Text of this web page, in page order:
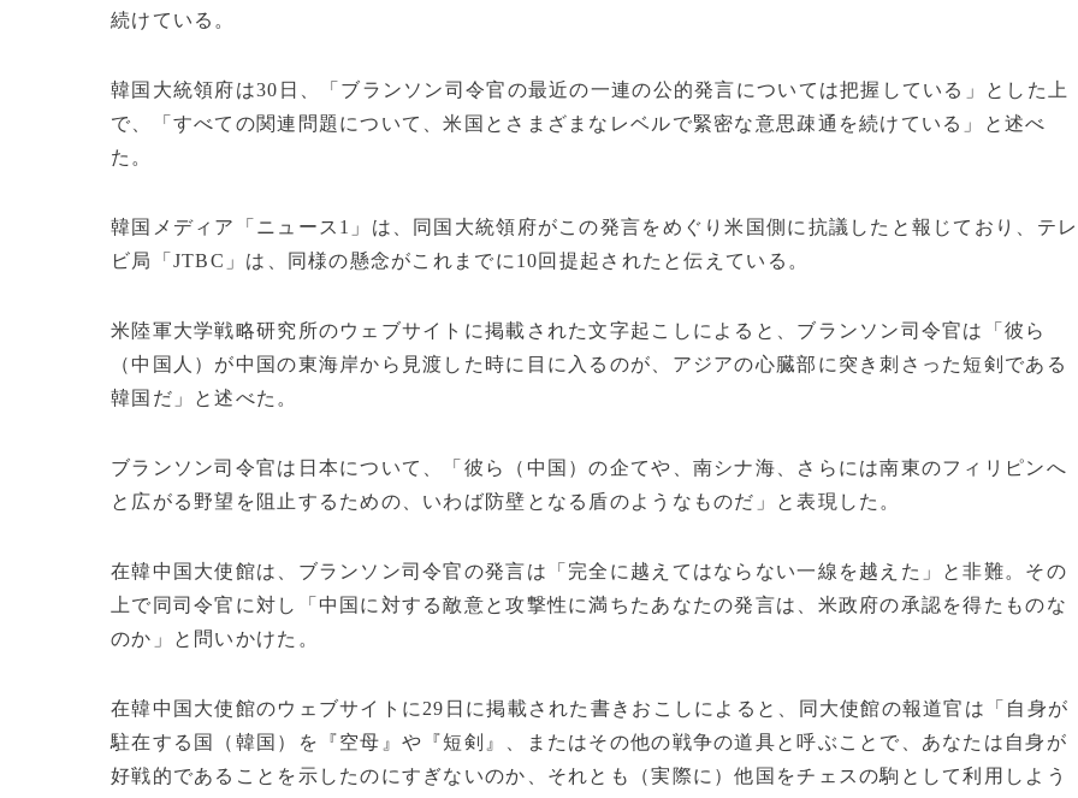
続けている。
韓国大統領府は30日、「ブランソン司令官の最近の一連の公的発言については把握している」とした上
で、「すべての関連問題について、米国とさまざまなレベルで緊密な意思疎通を続けている」と述べ
た。
韓国メディア「ニュース1」は、同国大統領府がこの発言をめぐり米国側に抗議したと報じており、テレ
ビ局「JTBC」は、同様の懸念がこれまでに10回提起されたと伝えている。
米陸軍大学戦略研究所のウェブサイトに掲載された文字起こしによると、ブランソン司令官は「彼ら
（中国人）が中国の東海岸から見渡した時に目に入るのが、アジアの心臓部に突き刺さった短剣である
韓国だ」と述べた。
ブランソン司令官は日本について、「彼ら（中国）の企てや、南シナ海、さらには南東のフィリピンへ
と広がる野望を阻止するための、いわば防壁となる盾のようなものだ」と表現した。
在韓中国大使館は、ブランソン司令官の発言は「完全に越えてはならない一線を越えた」と非難。その
上で同司令官に対し「中国に対する敵意と攻撃性に満ちたあなたの発言は、米政府の承認を得たものな
のか」と問いかけた。
在韓中国大使館のウェブサイトに29日に掲載された書きおこしによると、同大使館の報道官は「自身が
駐在する国（韓国）を『空母』や『短剣』、またはその他の戦争の道具と呼ぶことで、あなたは自身が
好戦的であることを示したのにすぎないのか、それとも（実際に）他国をチェスの駒として利用しよう